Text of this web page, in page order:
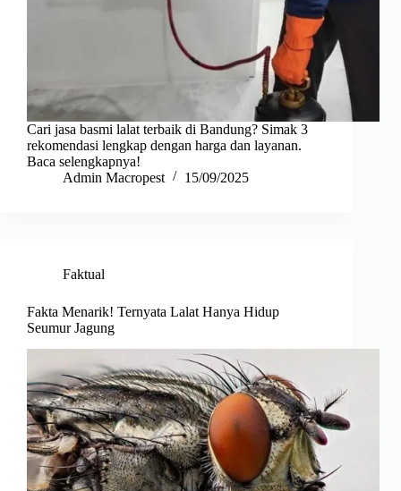
Cari jasa basmi lalat terbaik di Bandung? Simak 3
rekomendasi lengkap dengan harga dan layanan.
Baca selengkapnya!
Admin Macropest
15/09/2025
Faktual
Fakta Menarik! Ternyata Lalat Hanya Hidup
Seumur Jagung